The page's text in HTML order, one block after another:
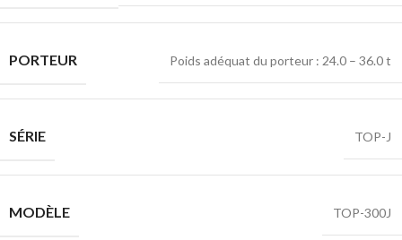
PORTEUR Poids adéquat du porteur : 24.0 – 36.0 t
SÉRIE TOP-J
MODÈLE TOP-300J